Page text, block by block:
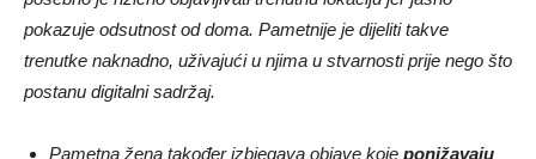
pokazuje odsutnost od doma. Pametnije je dijeliti takve
trenutke naknadno, uživajući u njima u stvarnosti prije nego što
postanu digitalni sadržaj.
Pametna žena također izbjegava objave koje ponižavaju